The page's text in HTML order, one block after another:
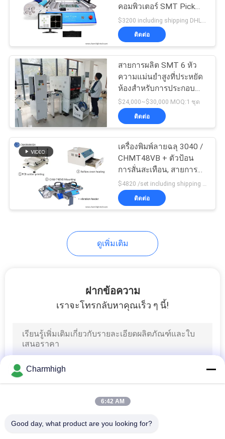
ส่วน
คอมพิวเตอร์ SMT Pick
And Place Machine
Chmt36va
ติดต่อ
สายการผลิต SMT 6 หัว
ความแม่นยําสูงที่ประหยัด
ห้องสําหรับการประกอบ
PCB ที่มีประสิทธิภาพ
$24,000~$30,000 MOQ:1 ชุด
ติดต่อ
เครื่องพิมพ์ลายฉลุ 3040 /
CHMT48VB + ตัวป้อน
การสั่นสะเทือน, สายการ
ประกอบ PCB SMT / เตา
อบแบบ Reflow BRT-420
$4820 /set including shipping DHL MOQ:1 ชุด
ติดต่อ
ดูเพิ่มเติม
ฝากข้อความ
เราจะโทรกลับหาคุณเร็ว ๆ นี้!
Charmhigh
6:42 AM
Good day, what product are you looking for?